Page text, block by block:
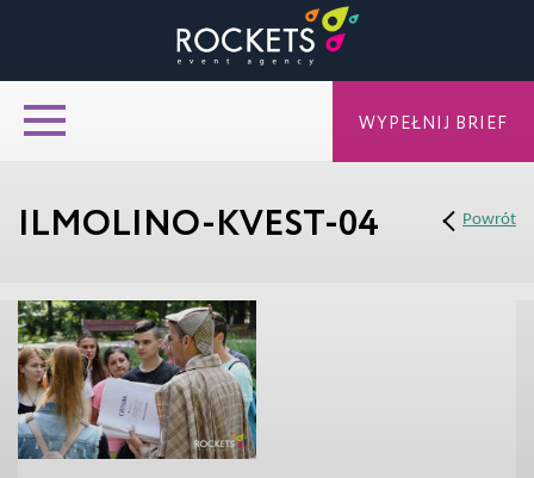
ILMOLINO-KVEST-04 Powrót
WYPEŁNIJ BRIEF